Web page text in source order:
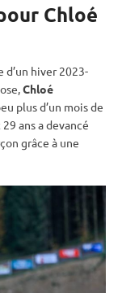
Chloé
d’un hiver 2023-
Chloé
plus d’un mois de
ans a devancé
grâce à une